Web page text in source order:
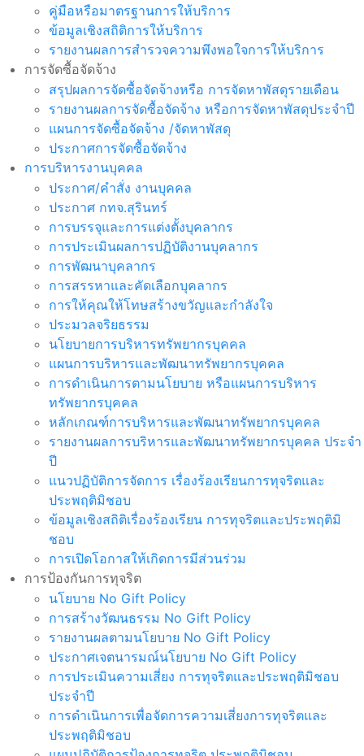
คู่มือหรือมาตรฐานการให้บริการ
ข้อมูลเชิงสถิติการให้บริการ
รายงานผลการสำรวจความพึงพอใจการให้บริการ
การจัดซื้อจัดจ้าง
สรุปผลการจัดซื้อจัดจ้างหรือ การจัดหาพัสดุรายเดือน
รายงานผลการจัดซื้อจัดจ้าง หรือการจัดหาพัสดุประจำปี
แผนการจัดซื้อจัดจ้าง /จัดหาพัสดุ
ประกาศการจัดซื้อจัดจ้าง
การบริหารงานบุคคล
ประกาศ/คำสั่ง งานบุคคล
ประกาศ กทจ.สุรินทร์
การบรรจุและการแต่งตั้งบุคลากร
การประเมินผลการปฏิบัติงานบุคลากร
การพัฒนาบุคลากร
การสรรหาและคัดเลือกบุคลากร
การให้คุณให้โทษสร้างขวัญและกำลังใจ
ประมวลจริยธรรม
นโยบายการบริหารทรัพยากรบุคคล
แผนการบริหารและพัฒนาทรัพยากรบุคคล
การดำเนินการตามนโยบาย หรือแผนการบริหาร
ทรัพยากรบุคคล
หลักเกณฑ์การบริหารและพัฒนาทรัพยากรบุคคล
รายงานผลการบริหารและพัฒนาทรัพยากรบุคคล ประจำ
ปี
แนวปฏิบัติการจัดการ เรื่องร้องเรียนการทุจริตและ
ประพฤติมิชอบ
ข้อมูลเชิงสถิติเรื่องร้องเรียน การทุจริตและประพฤติมิ
ชอบ
การเปิดโอกาสให้เกิดการมีส่วนร่วม
การป้องกันการทุจริต
นโยบาย No Gift Policy
การสร้างวัฒนธรรม No Gift Policy
รายงานผลตามนโยบาย No Gift Policy
ประกาศเจตนารมณ์นโยบาย No Gift Policy
การประเมินความเสี่ยง การทุจริตและประพฤติมิชอบ
ประจำปี
การดำเนินการเพื่อจัดการความเสี่ยงการทุจริตและ
ประพฤติมิชอบ